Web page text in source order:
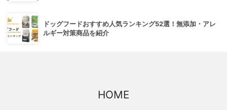
ドッグフードおすすめ人気ランキング52選！無添加・アレ
ルギー対策商品を紹介
HOME